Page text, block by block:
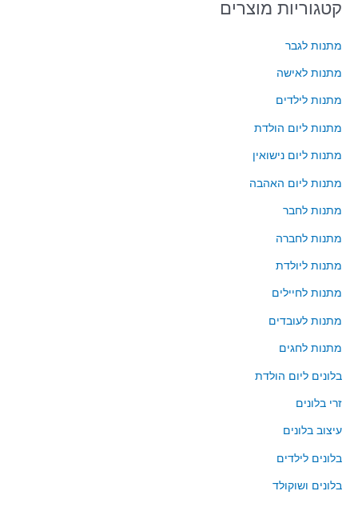
ר
קטגוריות מוצרים
מתנות לגבר
מתנות לאישה
מתנות לילדים
מתנות ליום הולדת
מתנות ליום נישואין
מתנות ליום האהבה
מתנות לחבר
מתנות לחברה
מתנות ליולדת
מתנות לחיילים
מתנות לעובדים
מתנות לחגים
בלונים ליום הולדת
זרי בלונים
עיצוב בלונים
בלונים לילדים
בלונים ושוקולד